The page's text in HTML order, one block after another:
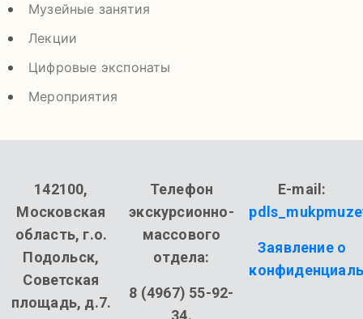
Музейные занятия
Лекции
Цифровые экспонаты
Мероприятия
142100,
Московская
область, г.о.
Подольск,
Советская
площадь, д.7.
Телефон
экскурсионно-
массового
отдела:
8 (4967) 55-92-
34.
E-mail:
Заявление о